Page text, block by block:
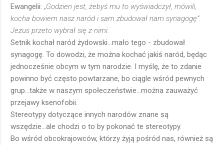
Ewangelii: „Godzien jest, żebyś mu to wyświadczył, mówili,
kocha bowiem nasz naród i sam zbudował nam synagogę”.
Jezus przeto wybrał się z nimi.
Setnik kochał naród żydowski...mało tego - zbudował
synagogę. To dowodzi, że można kochać jakiś naród, będąc
jednocześnie obcym w tym narodzie. I myślę, że to zdanie
powinno być często powtarzane, bo ciągle wśród pewnych
grup...także w naszym społeczeństwie...można zauważyć
przejawy ksenofobii.
Stereotypy dotyczące innych narodów znane są
wszędzie...ale chodzi o to by pokonać te stereotypy.
Bo wśród obcokrajowców, którzy żyją pośród nas, również są